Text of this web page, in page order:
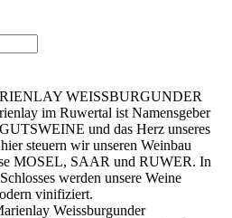
WEISSBURGUNDER
im Ruwertal ist Namensgeber
und das Herz unseres
steuern wir unseren Weinbau
MOSEL, SAAR und RUWER. In
werden unsere Weine
vinifiziert.
Weissburgunder